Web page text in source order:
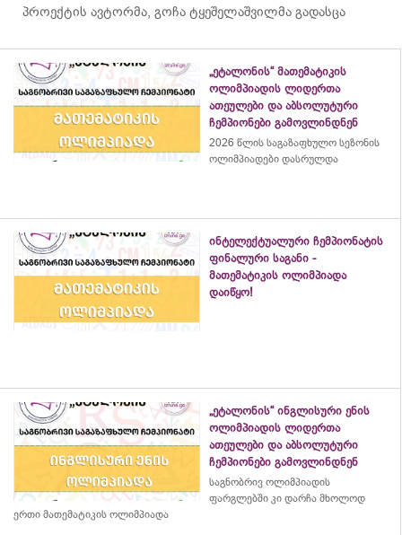
პროექტის ავტორმა, გოჩა ტყეშელაშვილმა გადასცა
„ეტალონის“ მათემატიკის
ოლიმპიადის ლიდერთა
ათეულები და აბსოლუტური
ჩემპიონები გამოვლინდნენ
2026 წლის საგაზაფხულო სეზონის
ოლიმპიადები დასრულდა
ინტელექტუალური ჩემპიონატის
ფინალური საგანი -
მათემატიკის ოლიმპიადა
დაიწყო!
„ეტალონის“ ინგლისური ენის
ოლიმპიადის ლიდერთა
ათეულები და აბსოლუტური
ჩემპიონები გამოვლინდნენ
საგნობრივ ოლიმპიადის
ფარგლებში კი დარჩა მხოლოდ
ერთი მათემატიკის ოლიმპიადა